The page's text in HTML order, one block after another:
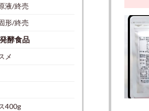
液/終売
形/終売
酵食品
メ
400g